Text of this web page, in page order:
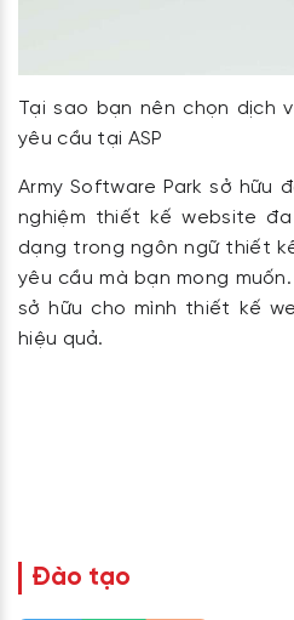
Tại sao bạn nên chọn dịch
yêu cầu tại ASP
Army Software Park sở hữu
nghiệm thiết kế website
dạng trong ngôn ngữ thiết
yêu cầu mà bạn mong
sở hữu cho mình thiết kế
hiệu quả.
Đào tạo